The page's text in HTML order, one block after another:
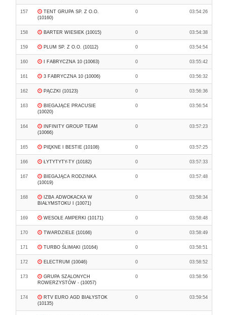
157
TENT GRUPA SP. Z O.O.
(10160)
0 03:54:26
158 BARTER WIESIEK (10015) 0 03:54:38
159 PLUM SP. Z O.O. (10112) 0 03:54:54
160 I FABRYCZNA 10 (10063) 0 03:55:42
161 3 FABRYCZNA 10 (10006) 0 03:56:32
162 PĄCZKI (10123) 0 03:56:36
163
BIEGAJĄCE PRACUSIE
(10020)
0 03:56:54
164
INFINITY GROUP TEAM
(10066)
0 03:57:23
165 PIĘKNE I BESTIE (10108) 0 03:57:25
166 ŁYTYTYTY-TY (10182) 0 03:57:33
167
BIEGAJĄCA RODZINKA
(10019)
0 03:57:48
168
IZBA ADWOKACKA W
BIAŁYMSTOKU I (10071)
0 03:58:34
169 WESOŁE AMPERKI (10171) 0 03:58:48
170 TWARDZIELE (10166) 0 03:58:49
171 TURBO ŚLIMAKI (10164) 0 03:58:51
172 ELECTRUM (10046) 0 03:58:52
173
GRUPA SZALONYCH
ROWERZYSTÓW - (10057)
0 03:58:56
174
RTV EURO AGD BIAŁYSTOK
(10135)
0 03:59:54